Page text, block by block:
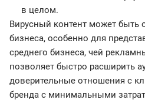
в целом.
Вирусный контент может быть
бизнеса, особенно для
среднего бизнеса, чей
позволяет быстро расширить
доверительные отношения с
бренда с минимальными